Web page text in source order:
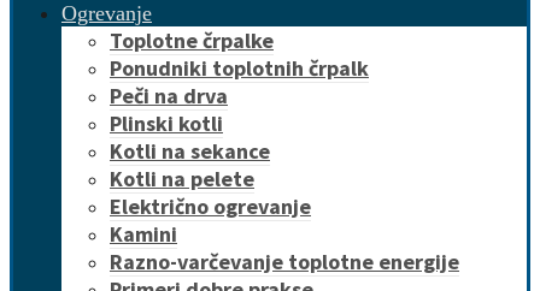
Ogrevanje
Toplotne črpalke
Ponudniki toplotnih črpalk
Peči na drva
Plinski kotli
Kotli na sekance
Kotli na pelete
Električno ogrevanje
Kamini
Razno-varčevanje toplotne energije